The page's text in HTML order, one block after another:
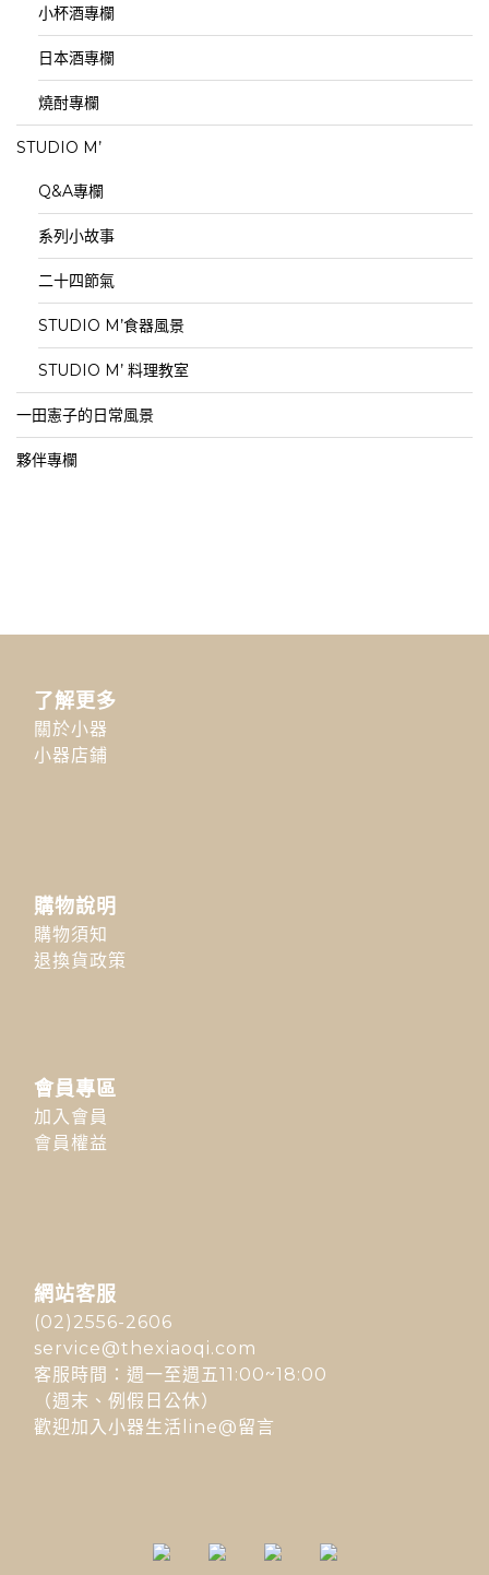
小杯酒專欄
日本酒專欄
燒酎專欄
STUDIO M’
Q&A專欄
系列小故事
二十四節氣
STUDIO M’食器風景
STUDIO M’ 料理教室
一田憲子的日常風景
夥伴專欄
了解更多
關於小器
小器店鋪
購物說明
購物須知
退換貨政策
會員專區
加入會員
會員權益
網站客服
(02)2556-2606
service@thexiaoqi.com
客服時間：週一至週五11:00~18:00
（週末、例假日公休）
歡迎加入小器生活line@留言